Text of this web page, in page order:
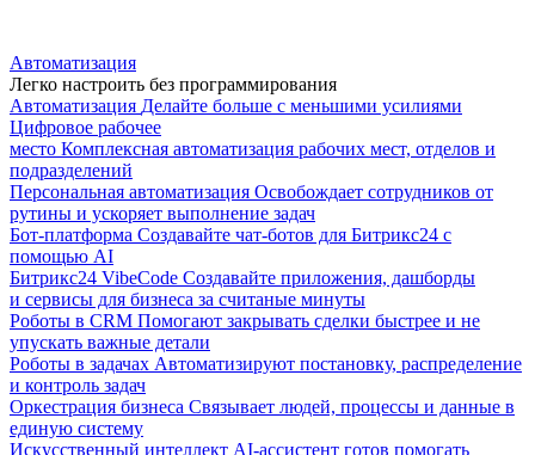
Автоматизация
Легко настроить без программирования
Автоматизация Делайте больше с меньшими усилиями
Цифровое рабочее
место Комплексная автоматизация рабочих мест, отделов и
подразделений
Персональная автоматизация Освобождает сотрудников от
рутины и ускоряет выполнение задач
Бот-платформа Создавайте чат-ботов для Битрикс24 с
помощью AI
Битрикс24 VibeCode Создавайте приложения, дашборды
и сервисы для бизнеса за считаные минуты
Роботы в CRM Помогают закрывать сделки быстрее и не
упускать важные детали
Роботы в задачах Автоматизируют постановку, распределение
и контроль задач
Оркестрация бизнеса Связывает людей, процессы и данные в
единую систему
Искусственный интеллект AI-ассистент готов помогать